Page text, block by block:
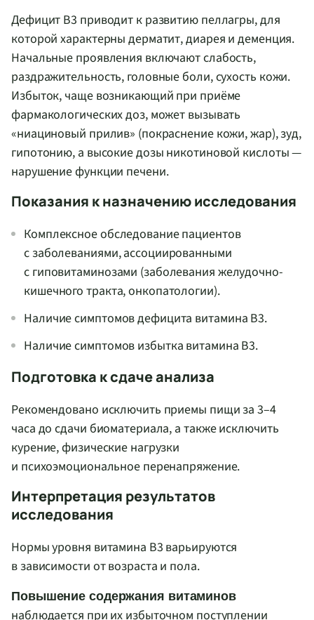
Дефицит B3 приводит к развитию пеллагры, для
которой характерны дерматит, диарея и деменция.
Начальные проявления включают слабость,
раздражительность, головные боли, сухость кожи.
Избыток, чаще возникающий при приёме
фармакологических доз, может вызывать
«ниациновый прилив» (покраснение кожи, жар), зуд,
гипотонию, а высокие дозы никотиновой кислоты —
нарушение функции печени.
Показания к назначению исследования
Комплексное обследование пациентов
с заболеваниями, ассоциированными
с гиповитаминозами (заболевания желудочно-
кишечного тракта, онкопатологии).
Наличие симптомов дефицита витамина В3.
Наличие симптомов избытка витамина В3.
Подготовка к сдаче анализа
Рекомендовано исключить приемы пищи за 3–4
часа до сдачи биоматериала, а также исключить
курение, физические нагрузки
и психоэмоциональное перенапряжение.
Интерпретация результатов
исследования
Нормы уровня витамина В3 варьируются
в зависимости от возраста и пола.
Повышение содержания витаминов
наблюдается при их избыточном поступлении